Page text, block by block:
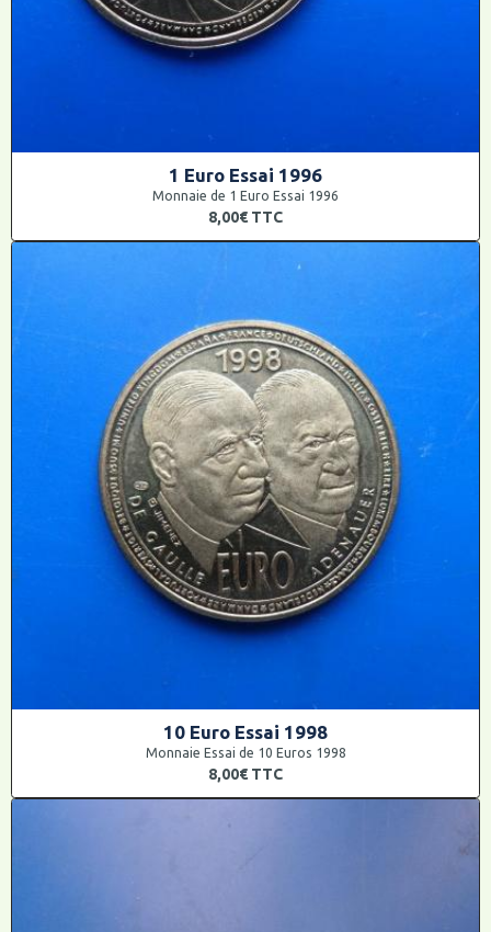
1 Euro Essai 1996
Monnaie de 1 Euro Essai 1996
8,00€ TTC
10 Euro Essai 1998
Monnaie Essai de 10 Euros 1998
8,00€ TTC